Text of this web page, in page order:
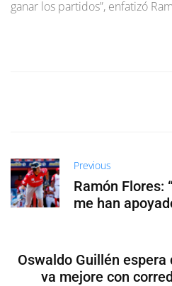
ganar los partidos”, enfatizó
Previous
Ramón Flores:
me han
Oswaldo Guillén espera
va mejore con